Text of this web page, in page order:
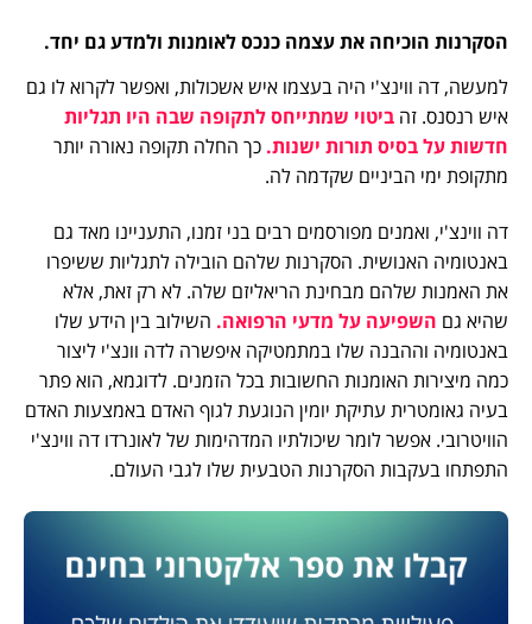
הסקרנות הוכיחה את עצמה כנכס לאומנות ולמדע גם יחד.
למעשה, דה ווינצ'י היה בעצמו איש אשכולות, ואפשר לקרוא לו גם
איש רנסנס. זה ביטוי שמתייחס לתקופה שבה היו תגליות
חדשות על בסיס תורות ישנות. כך החלה תקופה נאורה יותר
מתקופת ימי הביניים שקדמה לה.
דה ווינצ'י, ואמנים מפורסמים רבים בני זמנו, התעניינו מאד גם
באנטומיה האנושית. הסקרנות שלהם הובילה לתגליות ששיפרו
את האמנות שלהם מבחינת הריאליזם שלה. לא רק זאת, אלא
שהיא גם השפיעה על מדעי הרפואה. השילוב בין הידע שלו
באנטומיה וההבנה שלו במתמטיקה איפשרה לדה וונצ'י ליצור
כמה מיצירות האומנות החשובות בכל הזמנים. לדוגמא, הוא פתר
בעיה גאומטרית עתיקת יומין הנוגעת לגוף האדם באמצעות האדם
הוויטרובי. אפשר לומר שיכולתיו המדהימות של לאונרדו דה ווינצ'י
התפתחו בעקבות הסקרנות הטבעית שלו לגבי העולם.